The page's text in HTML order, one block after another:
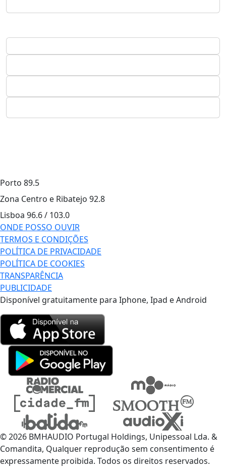
Porto 89.5
Zona Centro e Ribatejo 92.8
Lisboa 96.6 / 103.0
ONDE POSSO OUVIR
TERMOS E CONDIÇÕES
POLÍTICA DE PRIVACIDADE
POLÍTICA DE COOKIES
TRANSPARÊNCIA
PUBLICIDADE
Disponível gratuitamente para Iphone, Ipad e Android
© 2026 BMHAUDIO Portugal Holdings, Unipessoal Lda. &
Comandita, Qualquer reprodução sem consentimento é
expressamente proibida. Todos os direitos reservados.